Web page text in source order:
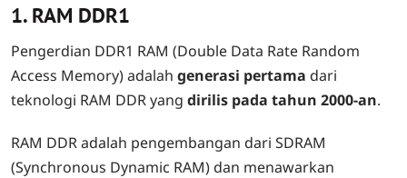
1. RAM DDR1
Pengerdian DDR1 RAM (Double Data Rate Random
Access Memory) adalah generasi pertama dari
teknologi RAM DDR yang dirilis pada tahun 2000-an.
RAM DDR adalah pengembangan dari SDRAM
(Synchronous Dynamic RAM) dan menawarkan